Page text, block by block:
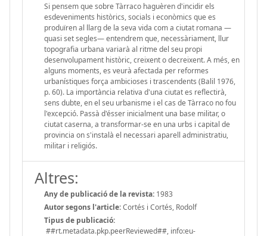
Si pensem que sobre Tàrraco haguèren d'incidir els
esdeveniments històrics, socials i econòmics que es
produïren al llarg de la seva vida com a ciutat romana —
quasi set segles— entendrem que, necessàriament, llur
topografia urbana variarà al ritme del seu propi
desenvolupament històric, creixent o decreixent. A més, en
alguns moments, es veurà afectada per reformes
urbanístiques força ambicioses i trascendents (Balil 1976,
p. 60). La importància relativa d'una ciutat es reflectirà,
sens dubte, en el seu urbanisme i el cas de Tàrraco no fou
l'excepció. Passà d'ésser inicialment una base militar, o
ciutat caserna, a transformar-se en una urbs i capital de
provincia on s'instalà el necessari aparell administratiu,
militar i religiós.
Altres:
Any de publicació de la revista: 1983
Autor segons l'article:Cortés i Cortés, Rodolf
Tipus de publicació:
##rt.metadata.pkp.peerReviewed##, info:eu-